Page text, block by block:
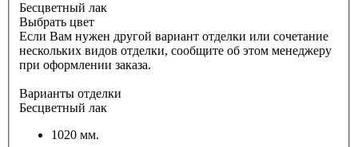
Бесцветный лак
Выбрать цвет
Если Вам нужен другой вариант отделки или сочетание
нескольких видов отделки, сообщите об этом менеджеру
при оформлении заказа.
Варианты отделки
Бесцветный лак
1020 мм.